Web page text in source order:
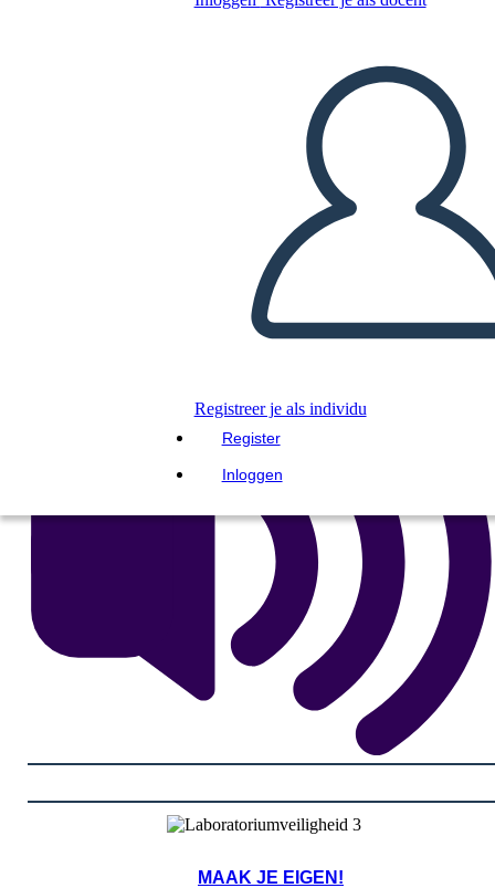
Registreer je als individu
Register
Inloggen
Laboratoriumveiligheid 3
Kopieer dit Storyboard
MAAK EEN STORYBOARD
DIAVOORSTELLING AFSPELEN
LEES MIJ VOOR
MAAK JE EIGEN!